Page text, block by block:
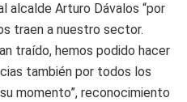
alcalde Arturo Dávalos “por
traen a nuestro sector.
traído, hemos podido hacer
también por todos los
momento”, reconocimiento